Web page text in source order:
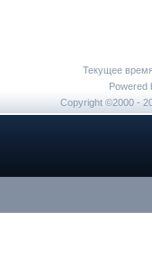
Текущее
Powered
Copyright ©2000 -